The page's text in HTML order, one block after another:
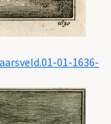
01-1636-